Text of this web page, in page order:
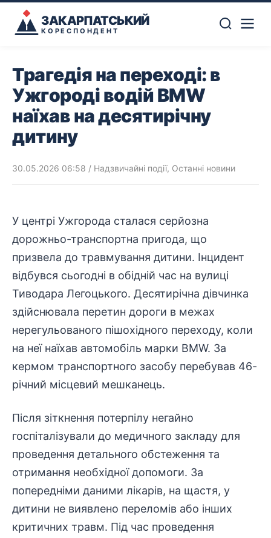
ЗАКАРПАТСЬКИЙ
КОРЕСПОНДЕНТ
Трагедія на переході: в
Ужгороді водій BMW
наїхав на десятирічну
дитину
30.05.2026 06:58 / Надзвичайні події, Останні новини
У центрі Ужгорода сталася серйозна
дорожньо-транспортна пригода, що
призвела до травмування дитини. Інцидент
відбувся сьогодні в обідній час на вулиці
Тиводара Легоцького. Десятирічна дівчинка
здійснювала перетин дороги в межах
нерегульованого пішохідного переходу, коли
на неї наїхав автомобіль марки BMW. За
кермом транспортного засобу перебував 46-
річний місцевий мешканець.
Після зіткнення потерпілу негайно
госпіталізували до медичного закладу для
проведення детального обстеження та
отримання необхідної допомоги. За
попередніми даними лікарів, на щастя, у
дитини не виявлено переломів або інших
критичних травм. Під час проведення